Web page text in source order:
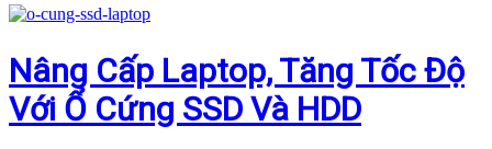
Nâng Cấp Laptop, Tăng Tốc Độ
Với Ổ Cứng SSD Và HDD